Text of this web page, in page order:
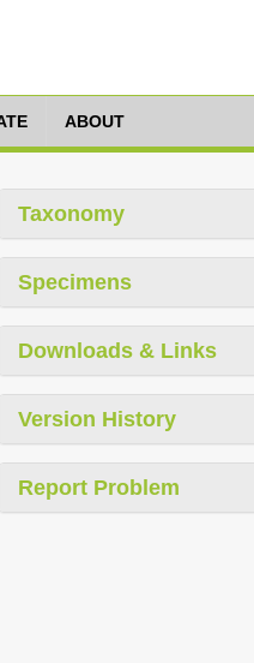
ABOUT
Taxonomy
Specimens
Downloads & Links
Version History
Report Problem